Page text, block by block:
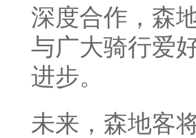
深度合作，森
与广大骑行爱
进步。
未来，森地客